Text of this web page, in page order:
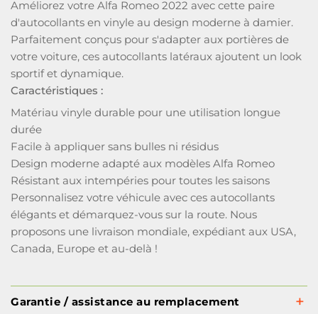
Améliorez votre Alfa Romeo 2022 avec cette paire
d'autocollants en vinyle au design moderne à damier.
Parfaitement conçus pour s'adapter aux portières de
votre voiture, ces autocollants latéraux ajoutent un look
sportif et dynamique.
Caractéristiques :
Matériau vinyle durable pour une utilisation longue
durée
Facile à appliquer sans bulles ni résidus
Design moderne adapté aux modèles Alfa Romeo
Résistant aux intempéries pour toutes les saisons
Personnalisez votre véhicule avec ces autocollants
élégants et démarquez-vous sur la route. Nous
proposons une livraison mondiale, expédiant aux USA,
Canada, Europe et au-delà !
Garantie / assistance au remplacement